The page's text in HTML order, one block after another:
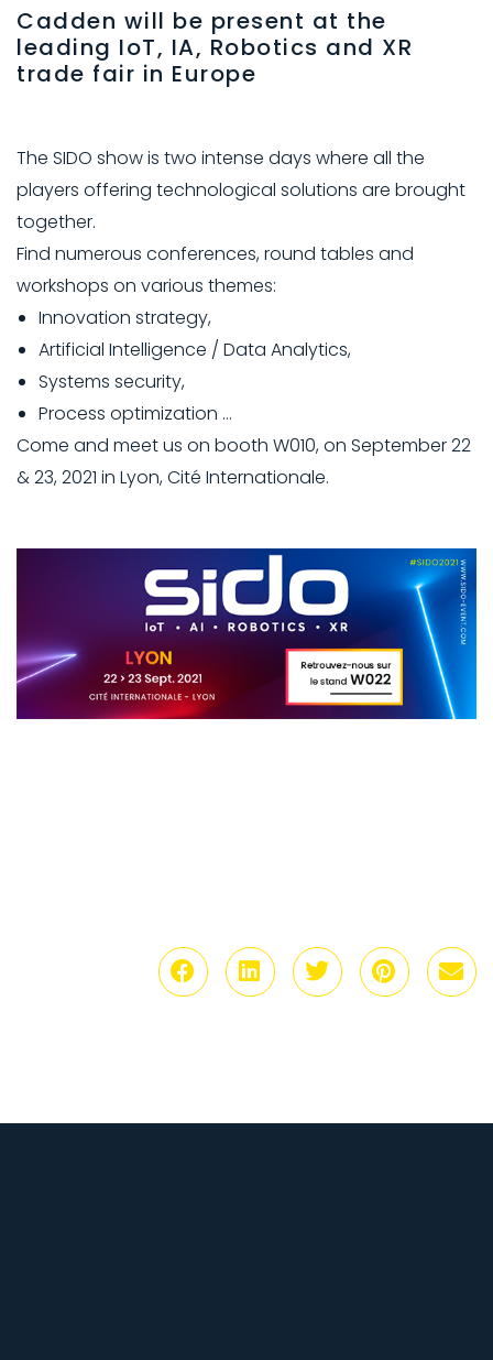
Cadden will be present at the
leading IoT, IA, Robotics and XR
trade fair in Europe
The SIDO show is two intense days where all the
players offering technological solutions are brought
together.
Find numerous conferences, round tables and
workshops on various themes:
Innovation strategy,
Artificial Intelligence / Data Analytics,
Systems security,
Process optimization …
Come and meet us on booth W010, on September 22
& 23, 2021 in Lyon, Cité Internationale.